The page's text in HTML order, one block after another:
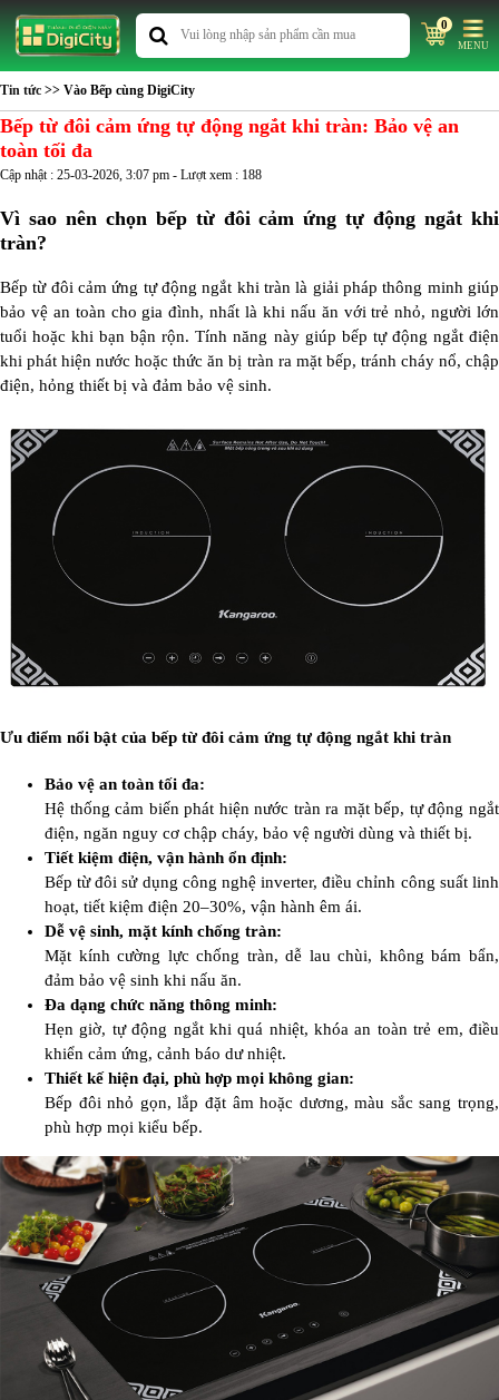
0
MENU
Tin tức >> Vào Bếp cùng DigiCity
Bếp từ đôi cảm ứng tự động ngắt khi tràn: Bảo vệ an
toàn tối đa
Cập nhật : 25-03-2026, 3:07 pm - Lượt xem : 188
Vì sao nên chọn bếp từ đôi cảm ứng tự động ngắt khi
tràn?
Bếp từ đôi cảm ứng tự động ngắt khi tràn là giải pháp thông minh giúp
bảo vệ an toàn cho gia đình, nhất là khi nấu ăn với trẻ nhỏ, người lớn
tuổi hoặc khi bạn bận rộn. Tính năng này giúp bếp tự động ngắt điện
khi phát hiện nước hoặc thức ăn bị tràn ra mặt bếp, tránh cháy nổ, chập
điện, hỏng thiết bị và đảm bảo vệ sinh.
Ưu điểm nổi bật của bếp từ đôi cảm ứng tự động ngắt khi tràn
Bảo vệ an toàn tối đa:
Hệ thống cảm biến phát hiện nước tràn ra mặt bếp, tự động ngắt
điện, ngăn nguy cơ chập cháy, bảo vệ người dùng và thiết bị.
Tiết kiệm điện, vận hành ổn định:
Bếp từ đôi sử dụng công nghệ inverter, điều chỉnh công suất linh
hoạt, tiết kiệm điện 20–30%, vận hành êm ái.
Dễ vệ sinh, mặt kính chống tràn:
Mặt kính cường lực chống tràn, dễ lau chùi, không bám bẩn,
đảm bảo vệ sinh khi nấu ăn.
Đa dạng chức năng thông minh:
Hẹn giờ, tự động ngắt khi quá nhiệt, khóa an toàn trẻ em, điều
khiển cảm ứng, cảnh báo dư nhiệt.
Thiết kế hiện đại, phù hợp mọi không gian:
Bếp đôi nhỏ gọn, lắp đặt âm hoặc dương, màu sắc sang trọng,
phù hợp mọi kiểu bếp.